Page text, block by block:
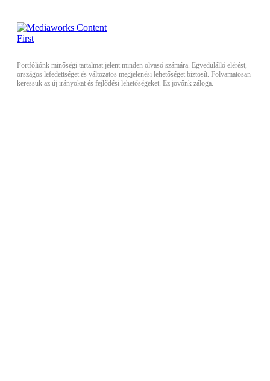
Portfóliónk minőségi tartalmat jelent minden olvasó számára. Egyedülálló elérést,
országos lefedettséget és változatos megjelenési lehetőséget biztosít. Folyamatosan
keressük az új irányokat és fejlődési lehetőségeket. Ez jövőnk záloga.